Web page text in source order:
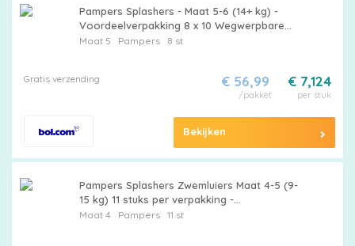
Maattabel
Pampers Splashers - Maat 5-6 (14+ kg) -
Voordeelverpakking 8 x 10 Wegwerpbare
Zwemluiers
Maat 5 Pampers8 st
Gratis verzending € 7,124
per stuk
€ 56,99
/pakket
Bekijken
Pampers Splashers Zwemluiers Maat 4-5 (9-
15 kg) 11 stuks per verpakking -
Voordeelverpakking - 12 stuks
Maat 4 Pampers11 st